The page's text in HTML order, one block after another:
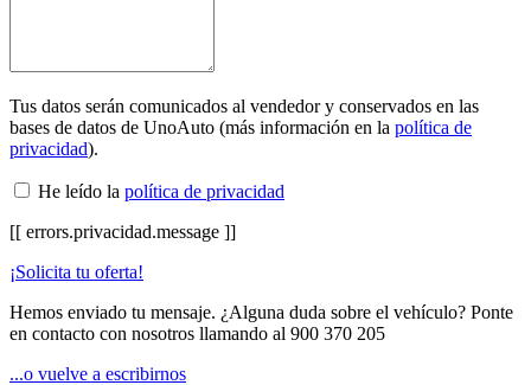
Tus datos serán comunicados al vendedor y conservados en las
bases de datos de UnoAuto (más información en la política de
privacidad).
He leído la política de privacidad
[[ errors.privacidad.message ]]
¡Solicita tu oferta!
Hemos enviado tu mensaje. ¿Alguna duda sobre el vehículo? Ponte
en contacto con nosotros llamando al 900 370 205
...o vuelve a escribirnos